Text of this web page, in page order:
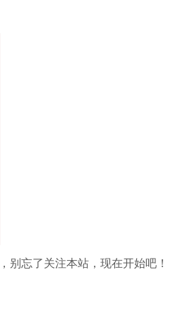
别忘了关注本站，现在开始吧！